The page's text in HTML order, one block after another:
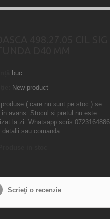
buc
New product
produse ( care nu sunt pe stoc ) se
in avans. Stocul si pretul nu este
la zi. Whatsapp scris 0723164886
detalii sau comanda.
Scrieţi o recenzie